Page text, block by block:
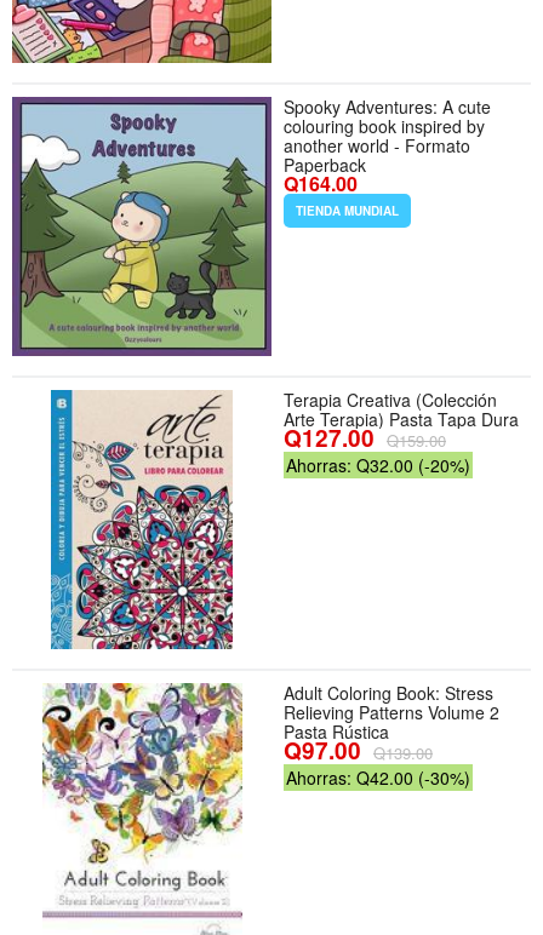
Spooky Adventures: A cute
colouring book inspired by
another world - Formato
Paperback
Q164.00
TIENDA MUNDIAL
Terapia Creativa (Colección
Arte Terapia) Pasta Tapa Dura
Q127.00 Q159.00
Ahorras: Q32.00 (-20%)
Adult Coloring Book: Stress
Relieving Patterns Volume 2
Pasta Rústica
Q97.00 Q139.00
Ahorras: Q42.00 (-30%)